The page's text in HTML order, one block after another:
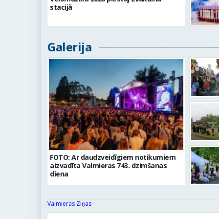
stacijā
Galerija
FOTO: Ar daudzveidīgiem notikumiem
aizvadīta Valmieras 743. dzimšanas
diena
Valmieras Ziņas